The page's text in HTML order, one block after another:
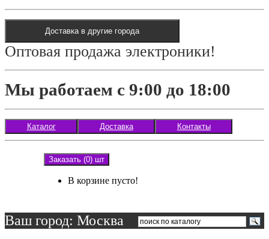
Доставка в другие города
Оптовая продажа электроники!
Мы работаем с 9:00 до 18:00
Каталог Доставка Контакты
Заказать (0) шт
В корзине пусто!
Ваш город: Москва